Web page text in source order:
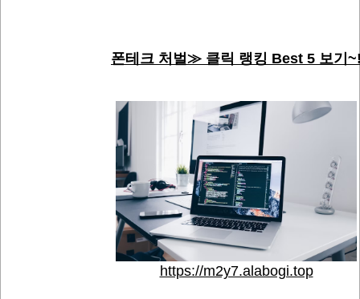
폰테크 처벌≫ 클릭 랭킹 Best 5 보기
https://m2y7.alabogi.top